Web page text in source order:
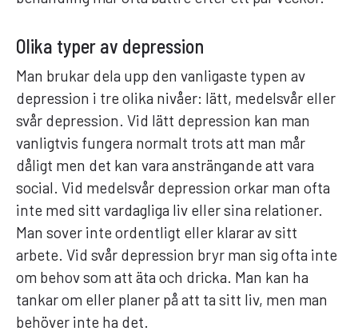
Olika typer av depression
Man brukar dela upp den vanligaste typen av
depression i tre olika nivåer: lätt, medelsvår eller
svår depression. Vid lätt depression kan man
vanligtvis fungera normalt trots att man mår
dåligt men det kan vara ansträngande att vara
social. Vid medelsvår depression orkar man ofta
inte med sitt vardagliga liv eller sina relationer.
Man sover inte ordentligt eller klarar av sitt
arbete. Vid svår depression bryr man sig ofta inte
om behov som att äta och dricka. Man kan ha
tankar om eller planer på att ta sitt liv, men man
behöver inte ha det.